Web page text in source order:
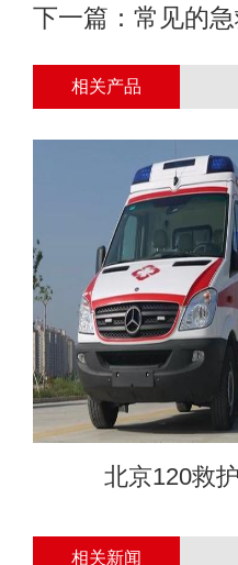
下一篇： 常见的
相关产品
北京120救
相关新闻